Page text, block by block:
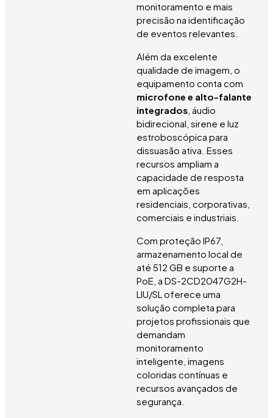
monitoramento e mais
precisão na identificação
de eventos relevantes.
Além da excelente
qualidade de imagem, o
equipamento conta com
microfone e alto-falante
integrados , áudio
bidirecional, sirene e luz
estroboscópica para
dissuasão ativa. Esses
recursos ampliam a
capacidade de resposta
em aplicações
residenciais, corporativas,
comerciais e industriais.
Com proteção IP67,
armazenamento local de
até 512 GB e suporte a
PoE, a DS-2CD2047G2H-
LIU/SL oferece uma
solução completa para
projetos profissionais que
demandam
monitoramento
inteligente, imagens
coloridas contínuas e
recursos avançados de
segurança.